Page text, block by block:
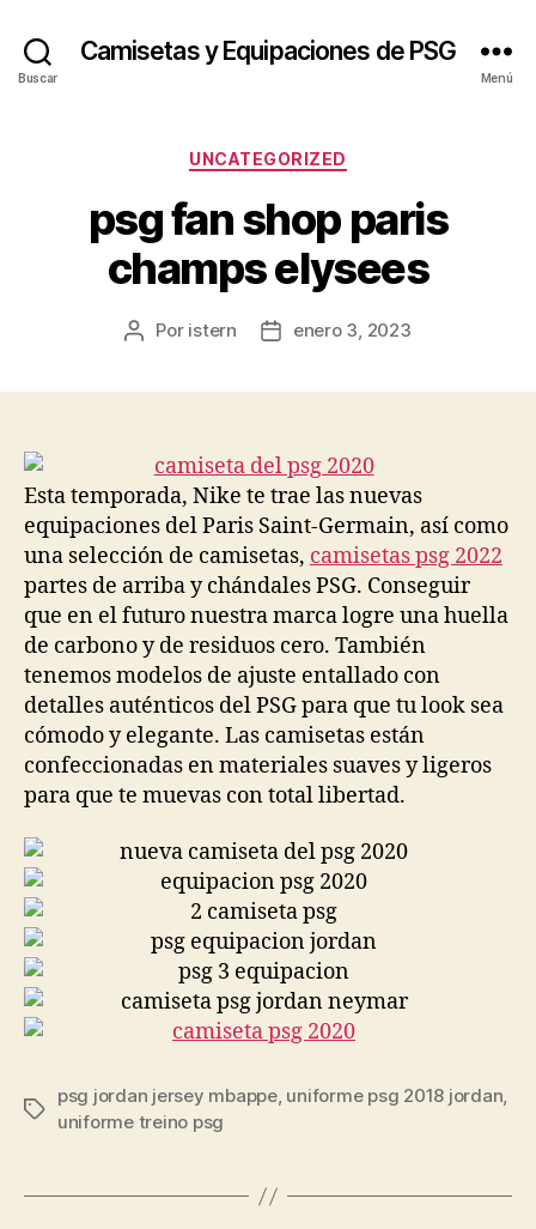
Buscar
Camisetas y Equipaciones de PSG
Menú
Categorías
UNCATEGORIZED
psg fan shop paris
champs elysees
Autor
Por istern
Fechaenero 3, 2023
Esta temporada, Nike te trae las nuevas
equipaciones del Paris Saint-Germain, así como
una selección de camisetas, camisetas psg 2022
partes de arriba y chándales PSG. Conseguir
que en el futuro nuestra marca logre una huella
de carbono y de residuos cero. También
tenemos modelos de ajuste entallado con
detalles auténticos del PSG para que tu look sea
cómodo y elegante. Las camisetas están
confeccionadas en materiales suaves y ligeros
para que te muevas con total libertad.
Etiquetas
psg jordan jersey mbappe, uniforme psg 2018 jordan,
uniforme treino psg